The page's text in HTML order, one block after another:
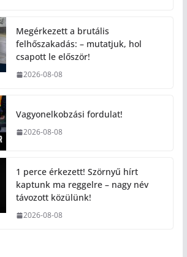
Megérkezett a brutális
felhőszakadás: – mutatjuk, hol
csapott le először!
2026-08-08
Vagyonelkobzási fordulat!
2026-08-08
1 perce érkezett! Szörnyű hírt
kaptunk ma reggelre – nagy név
távozott közülünk!
2026-08-08